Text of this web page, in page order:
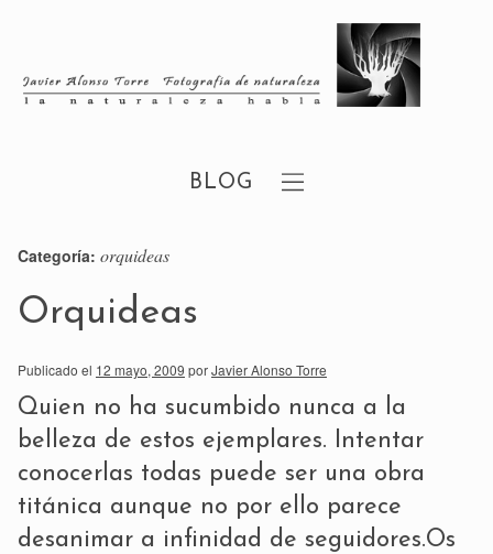
BLOG
Categoría: orquideas
Orquideas
Publicado el 12 mayo, 2009 porJavier Alonso Torre
Quien no ha sucumbido nunca a la
belleza de estos ejemplares. Intentar
conocerlas todas puede ser una obra
titánica aunque no por ello parece
desanimar a infinidad de seguidores.Os